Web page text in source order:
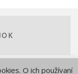
O ich používaní